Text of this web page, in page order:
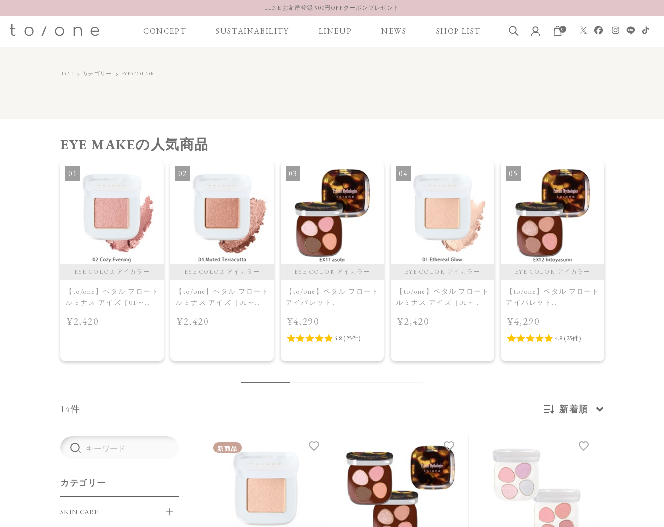
【重要】お盆期間中のお問い合わせと商品配送に関しまして
CONCEPT SUSTAINABILITY LINEUP NEWS SHOP LIST 0
TOP カテゴリー EYE COLOR
EYE MAKEの人気商品
1
EYE COLOR アイカラー
【to/one】ペタル フロート
ルミナス アイズ［01～
＞02 Cozy Evening
¥2,420
2
EYE COLOR アイカラー
【to/one】ペタル フロート
ルミナス アイズ［01～
＞04 Muted Terracotta
¥2,420
3
EYE COLOR アイカラー
【to/one】ペタル フロート
アイパレット
＞EX11 asobi
¥4,290
4
EYE COLOR アイカラー
【to/one】ペタル フロート
ルミナス アイズ［01～
＞01 Ethereal Glow
¥2,420
5
EYE COLOR アイカラー
【to/one】ペタル フロート
アイパレット
＞EX12 hitoyasumi
¥4,290
14件 新着順
レビューが多い順
レビュー評価が高い順
カテゴリー
SKIN CARE
新商品